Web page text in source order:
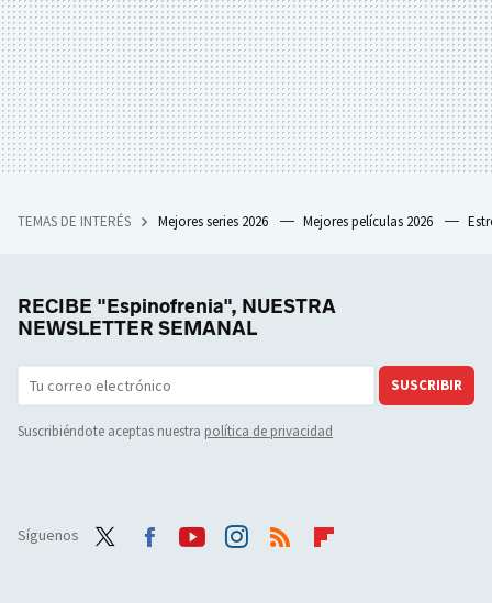
TEMAS DE INTERÉS Mejores series 2026 Mejores películas 2026
RECIBE "Espinofrenia", NUESTRA
NEWSLETTER SEMANAL
SUSCRIBIR
Suscribiéndote aceptas nuestra política de privacidad
Síguenos